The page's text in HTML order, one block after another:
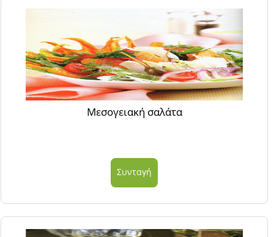
Μεσογειακή σαλάτα
Συνταγή